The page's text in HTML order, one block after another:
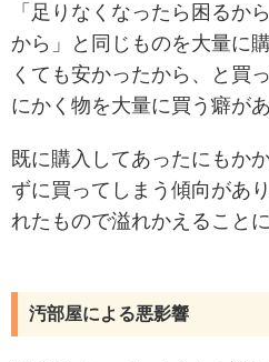
「足りなくなったら困るか
から」と同じものを大量に
くても安かったから、と買
にかく物を大量に買う癖が
既に購入してあったにもか
ずに買ってしまう傾向があ
れたもので溢れかえることに
汚部屋による悪影響